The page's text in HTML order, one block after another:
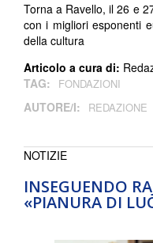
Torna a Ravello, il 26 e
con i migliori esponenti
della cultura
Articolo a cura di:
TAG:
FONDAZIONI
AUTORE/I: REDAZIONE
INSEGUENDO
«PIANURA DI
NOTIZIE